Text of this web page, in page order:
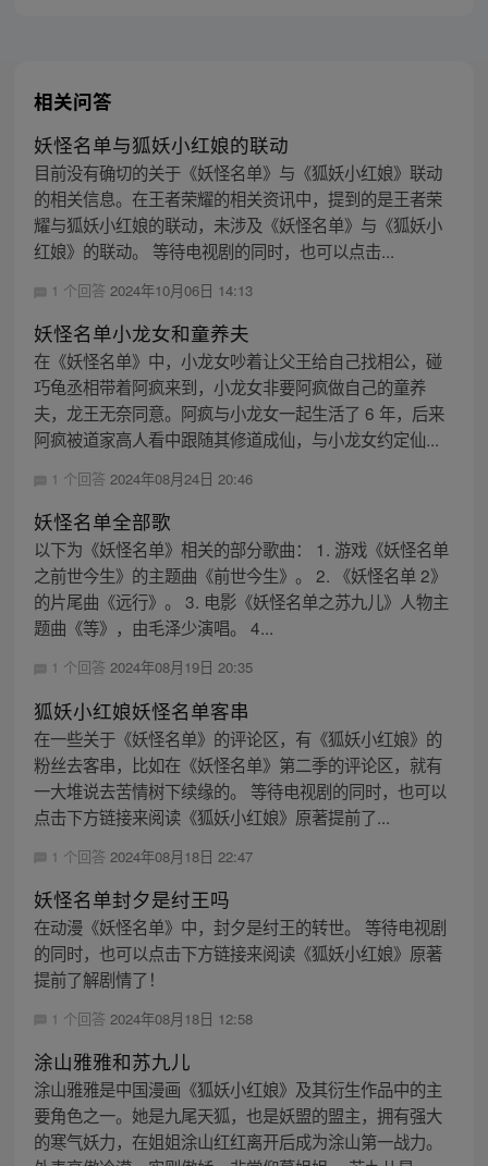
相关问答
妖怪名单与狐妖小红娘的联动
目前没有确切的关于《妖怪名单》与《狐妖小红娘》联动
的相关信息。在王者荣耀的相关资讯中，提到的是王者荣
耀与狐妖小红娘的联动，未涉及《妖怪名单》与《狐妖小
红娘》的联动。 等待电视剧的同时，也可以点击...
1 个回答 2024年10月06日 14:13
妖怪名单小龙女和童养夫
在《妖怪名单》中，小龙女吵着让父王给自己找相公，碰
巧龟丞相带着阿疯来到，小龙女非要阿疯做自己的童养
夫，龙王无奈同意。阿疯与小龙女一起生活了 6 年，后来
阿疯被道家高人看中跟随其修道成仙，与小龙女约定仙...
1 个回答 2024年08月24日 20:46
妖怪名单全部歌
以下为《妖怪名单》相关的部分歌曲： 1. 游戏《妖怪名单
之前世今生》的主题曲《前世今生》。 2. 《妖怪名单 2》
的片尾曲《远行》。 3. 电影《妖怪名单之苏九儿》人物主
题曲《等》，由毛泽少演唱。 4...
1 个回答 2024年08月19日 20:35
狐妖小红娘妖怪名单客串
在一些关于《妖怪名单》的评论区，有《狐妖小红娘》的
粉丝去客串，比如在《妖怪名单》第二季的评论区，就有
一大堆说去苦情树下续缘的。 等待电视剧的同时，也可以
点击下方链接来阅读《狐妖小红娘》原著提前了...
1 个回答 2024年08月18日 22:47
妖怪名单封夕是纣王吗
在动漫《妖怪名单》中，封夕是纣王的转世。 等待电视剧
的同时，也可以点击下方链接来阅读《狐妖小红娘》原著
提前了解剧情了！
1 个回答 2024年08月18日 12:58
涂山雅雅和苏九儿
涂山雅雅是中国漫画《狐妖小红娘》及其衍生作品中的主
要角色之一。她是九尾天狐，也是妖盟的盟主，拥有强大
的寒气妖力，在姐姐涂山红红离开后成为涂山第一战力。